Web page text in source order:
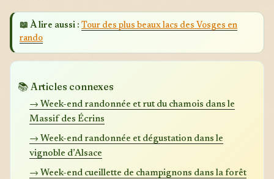
📖 À lire aussi : Tour des plus beaux lacs des Vosges en
rando
📚 Articles connexes
→ Week-end randonnée et rut du chamois dans le
Massif des Écrins
→ Week-end randonnée et dégustation dans le
vignoble d’Alsace
→ Week-end cueillette de champignons dans la forêt